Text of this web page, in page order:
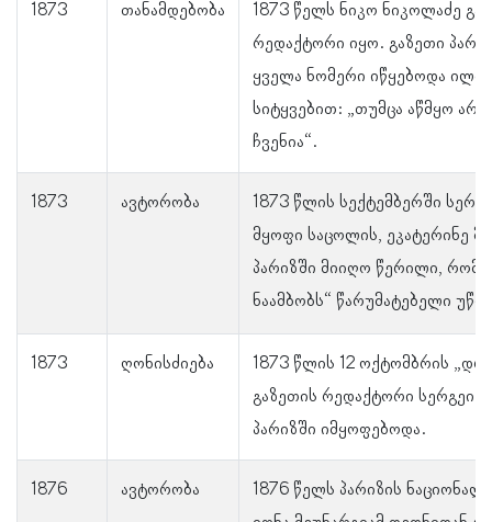
1873 თანამდებობა
1873 წელს ნიკო ნიკოლაძე
რედაქტორი იყო. გაზეთი
ყველა ნომერი იწყებოდა ილია
სიტყვებით: „თუმცა აწმყო არ
ჩვენია“.
1873 ავტორობა
1873 წლის სექტემბერში
მყოფი საცოლის, ეკატერინე
პარიზში მიიღო წერილი,
ნაამბობს“ წარუმატებელი
1873 ღონისძიება
1873 წლის 12 ოქტომბრის
გაზეთის რედაქტორი სერგეი
პარიზში იმყოფებოდა.
1876 ავტორობა
1876 წელს პარიზის